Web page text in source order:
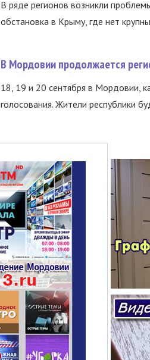
В ряде регионов возникли
обстановка в Крыму, где нет
В Мордовии продолжается
18, 19 и 20 сентября в Мордовии,
голосования. Жители республики